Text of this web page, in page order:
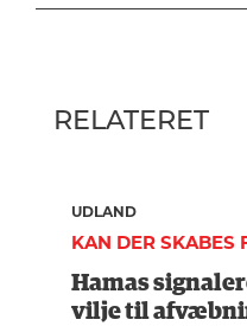
RELATERET
UDLAND
KAN DER SKABES
Hamas
vilje til